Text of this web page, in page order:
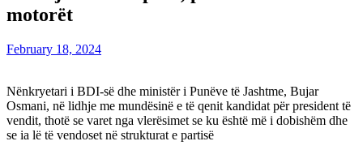
motorët
February 18, 2024
Nënkryetari i BDI-së dhe ministër i Punëve të Jashtme, Bujar
Osmani, në lidhje me mundësinë e të qenit kandidat për president të
vendit, thotë se varet nga vlerësimet se ku është më i dobishëm dhe
se ia lë të vendoset në strukturat e partisë